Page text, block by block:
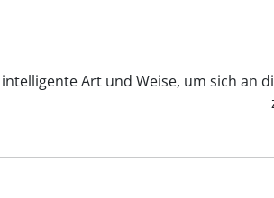
Art und Weise, um sich an